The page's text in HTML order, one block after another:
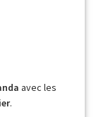
avec les
.